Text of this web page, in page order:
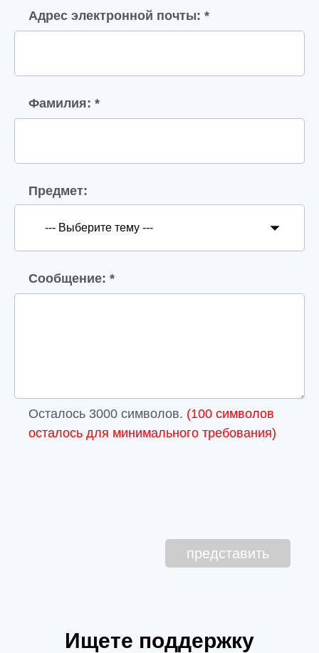
Адрес электронной почты: *
Фамилия: *
Предмет:
Сообщение: *
Осталось 3000 символов. (100 символов
осталось для минимального требования)
представить
Ищете поддержку